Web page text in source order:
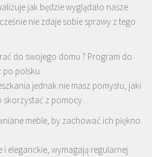
jak będzie wyglądało nasze
nie zdaje sobie sprawy z tego
do swojego domu ? Program do
po polsku
jednak nie masz pomysłu, jaki
skorzystać z pomocy …
meble, by zachować ich piękno
i eleganckie, wymagają regularnej